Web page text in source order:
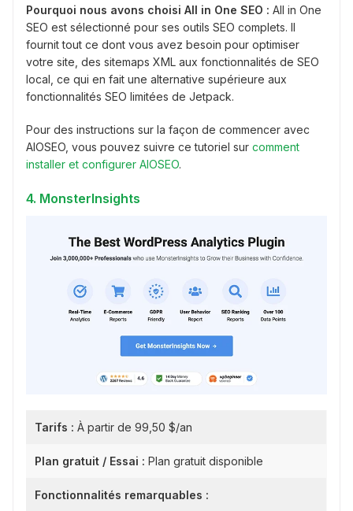
Pourquoi nous avons choisi All in One SEO : All in One
SEO est sélectionné pour ses outils SEO complets. Il
fournit tout ce dont vous avez besoin pour optimiser
votre site, des sitemaps XML aux fonctionnalités de SEO
local, ce qui en fait une alternative supérieure aux
fonctionnalités SEO limitées de Jetpack.
Pour des instructions sur la façon de commencer avec
AIOSEO, vous pouvez suivre ce tutoriel sur comment
installer et configurer AIOSEO.
4. MonsterInsights
Tarifs : À partir de 99,50 $/an
Plan gratuit / Essai : Plan gratuit disponible
Fonctionnalités remarquables :